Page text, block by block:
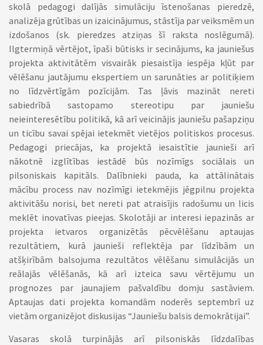
skolā pedagogi dalījās simulāciju īstenošanas pieredzē,
analizēja grūtības un izaicinājumus, stāstīja par veiksmēm un
izdošanos (sk. pieredzes atziņas šī raksta noslēgumā).
Ilgtermiņā vērtējot, īpaši būtisks ir secinājums, ka jauniešus
projekta aktivitātēm visvairāk piesaistīja iespēja kļūt par
vēlēšanu jautājumu ekspertiem un sarunāties ar politiķiem
no līdzvērtīgām pozīcijām. Tas ļāvis mazināt nereti
sabiedrībā sastopamo stereotipu par jauniešu
neieinteresētību politikā, kā arī veicinājis jauniešu pašapziņu
un ticību savai spējai ietekmēt vietējos politiskos procesus.
Pedagogi priecājas, ka projektā iesaistītie jaunieši arī
nākotnē izglītības iestādē būs nozīmīgs sociālais un
pilsoniskais kapitāls. Dalībnieki pauda, ka attālinātais
mācību process nav nozīmīgi ietekmējis jēgpilnu projekta
aktivitāšu norisi, bet nereti pat atraisījis radošumu un licis
meklēt inovatīvas pieejas. Skolotāji ar interesi iepazinās ar
projekta ietvaros organizētās pēcvēlēšanu aptaujas
rezultātiem, kurā jaunieši reflektēja par līdzībām un
atšķirībām balsojuma rezultātos vēlēšanu simulācijās un
reālajās vēlēšanās, kā arī izteica savu vērtējumu un
prognozes par jaunajiem pašvaldību domju sastāviem.
Aptaujas dati projekta komandām noderēs septembrī uz
vietām organizējot diskusijas “Jauniešu balsis demokrātijai”.
Vasaras skolā turpinājās arī pilsoniskās līdzdalības